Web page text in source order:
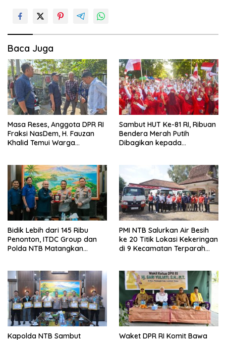
s
i
p
o
s
Baca Juga
Masa Reses, Anggota DPR RI
Fraksi NasDem, H. Fauzan
Khalid Temui Warga
Sambut HUT Ke-81 RI, Ribuan
Bendera Merah Putih
Dibagikan kepada
Bidik Lebih dari 145 Ribu
Penonton, ITDC Group dan
Polda NTB Matangkan
PMI NTB Salurkan Air Besih
ke 20 Titik Lokasi Kekeringan
di 9 Kecamatan Terparah
Kapolda NTB Sambut
Waket DPR RI Komit Bawa